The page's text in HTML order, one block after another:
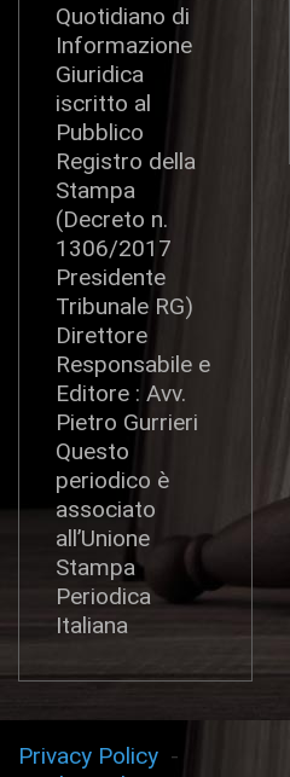
Quotidiano di
Informazione
Giuridica
iscritto al
Pubblico
Registro della
Stampa
(Decreto n.
1306/2017
Presidente
Tribunale RG)
Direttore
Responsabile e
Editore : Avv.
Pietro Gurrieri
Questo
periodico è
associato
all’Unione
Stampa
Periodica
Italiana
Privacy Policy -